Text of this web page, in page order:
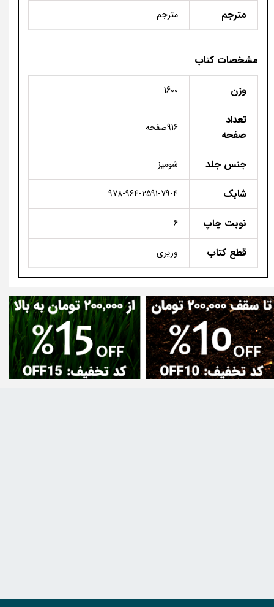
مترجم مترجم
مشخصات کتاب
وزن
1600
تعداد
صفحه
916صفحه
جنس جلد شومیز
شابک 978-964-2591-79-4
نوبت چاپ 6
قطع کتاب وزیری